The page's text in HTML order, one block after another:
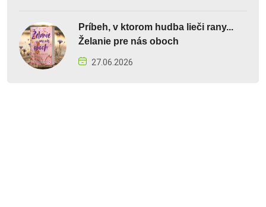
Príbeh, v ktorom hudba lieči rany...
Želanie pre nás oboch
27.06.2026